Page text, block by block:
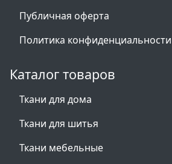
Публичная оферта
Политика конфиденциальности
Каталог товаров
Ткани для дома
Ткани для шитья
Ткани мебельные